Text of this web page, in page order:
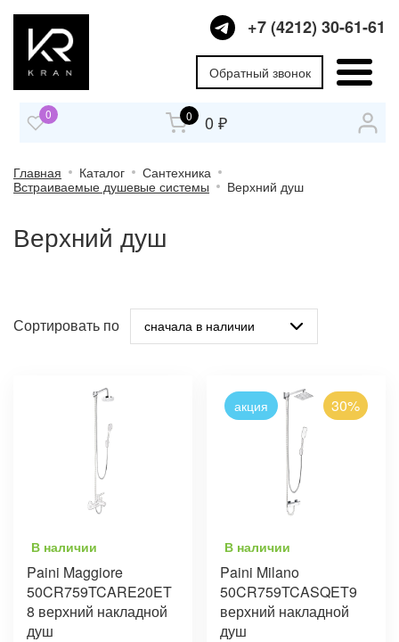
+7 (4212) 30-61-61
Обратный звонок
0 0 0 ₽
Главная Каталог
Сантехника
Встраиваемые душевые системы
Верхний душ
Верхний душ
Сортировать по
В наличии
Paini Maggiore
50CR759TCARE20ET
8 верхний накладной
душ
В наличии
Paini Milano
50CR759TCASQET9
верхний накладной
душ
акция 30%